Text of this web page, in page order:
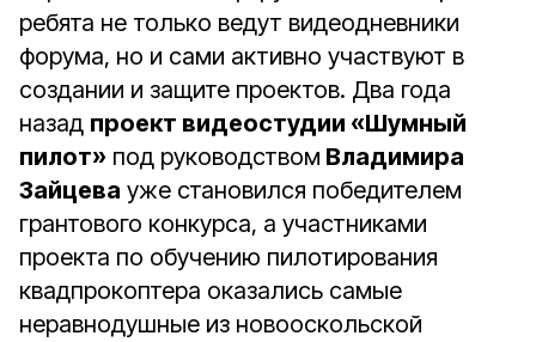
ребята не только ведут видеодневники
форума, но и сами активно участвуют в
создании и защите проектов. Два года
назад проект видеостудии «Шумный
пилот» под руководством Владимира
Зайцева уже становился победителем
грантового конкурса, а участниками
проекта по обучению пилотирования
квадпрокоптера оказались самые
неравнодушные из новооскольской